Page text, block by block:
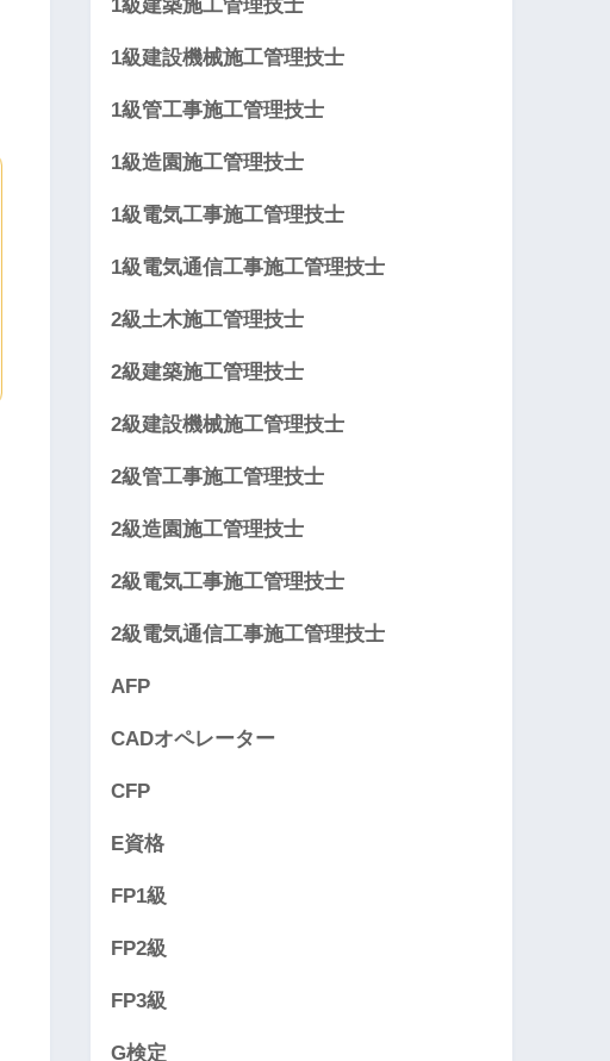
1級建築施工管理技士
1級建設機械施工管理技士
1級管工事施工管理技士
1級造園施工管理技士
1級電気工事施工管理技士
1級電気通信工事施工管理技士
2級土木施工管理技士
2級建築施工管理技士
2級建設機械施工管理技士
2級管工事施工管理技士
2級造園施工管理技士
2級電気工事施工管理技士
2級電気通信工事施工管理技士
AFP
CADオペレーター
CFP
E資格
FP1級
FP2級
FP3級
G検定